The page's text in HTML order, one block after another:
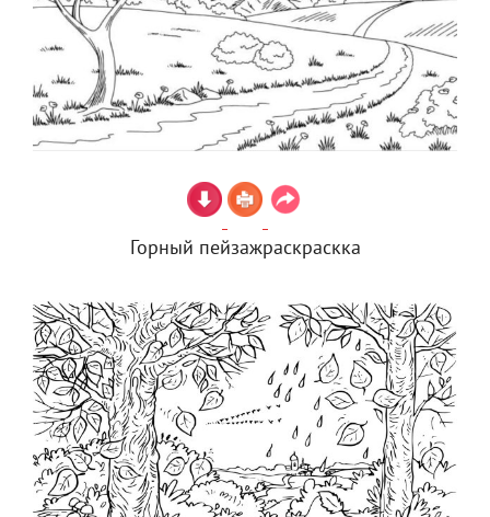
Горный пейзажраскраскка